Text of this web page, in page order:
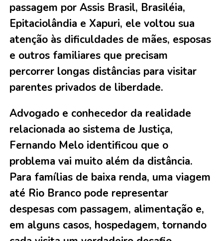
passagem por Assis Brasil, Brasiléia,
Epitaciolândia e Xapuri, ele voltou sua
atenção às dificuldades de mães, esposas
e outros familiares que precisam
percorrer longas distâncias para visitar
parentes privados de liberdade.
Advogado e conhecedor da realidade
relacionada ao sistema de Justiça,
Fernando Melo identificou que o
problema vai muito além da distância.
Para famílias de baixa renda, uma viagem
até Rio Branco pode representar
despesas com passagem, alimentação e,
em alguns casos, hospedagem, tornando